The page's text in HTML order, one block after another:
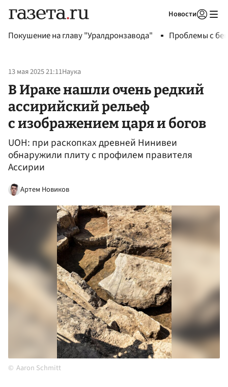
Новости
Покушение на главу "Уралдронзавода" Проблемы с
13 мая 2025 21:11Наука
В Ираке нашли очень редкий
ассирийский рельеф
с изображением царя и богов
UOH: при раскопках древней Нинивеи
обнаружили плиту с профилем правителя
Ассирии
Артем Новиков
Aaron Schmitt